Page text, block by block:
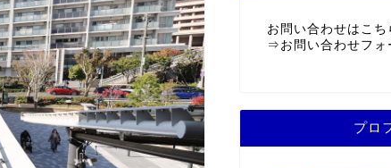
お問い合わせはこち
⇒ お問い合わせフォ
プロ